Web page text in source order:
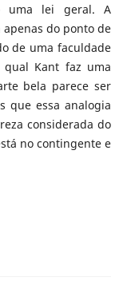
uma lei geral. A
do ponto de
de uma faculdade
Kant faz uma
bela parece ser
que essa analogia
considerada do
no contingente e